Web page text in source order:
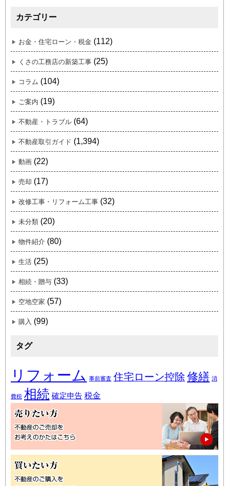
カテゴリー
お金・住宅ローン・税金 (112)
くさの工務店の新築工事 (25)
コラム (104)
ご案内 (19)
不動産・トラブル (64)
不動産取引ガイド (1,394)
動画 (22)
売却 (17)
改修工事・リフォーム工事 (32)
未分類 (20)
物件紹介 (80)
生活 (25)
相続・贈与 (33)
空地空家 (57)
購入 (99)
タグ
リフォーム 事前審査 住宅ローン控除 修繕 消
費税 相続 確定申告 税金